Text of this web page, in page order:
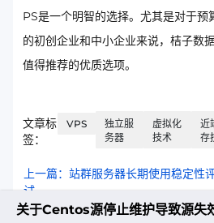
PS是一个明智的选择。尤其是对于预
的初创企业和中小企业来说，桔子数
值得推荐的优质选项。
文章标
签：
VPS
独立服
务器
虚拟化
技术
近
存
上一篇：站群服务器长期使用稳定性
试
关于Centos源停止维护导致源失